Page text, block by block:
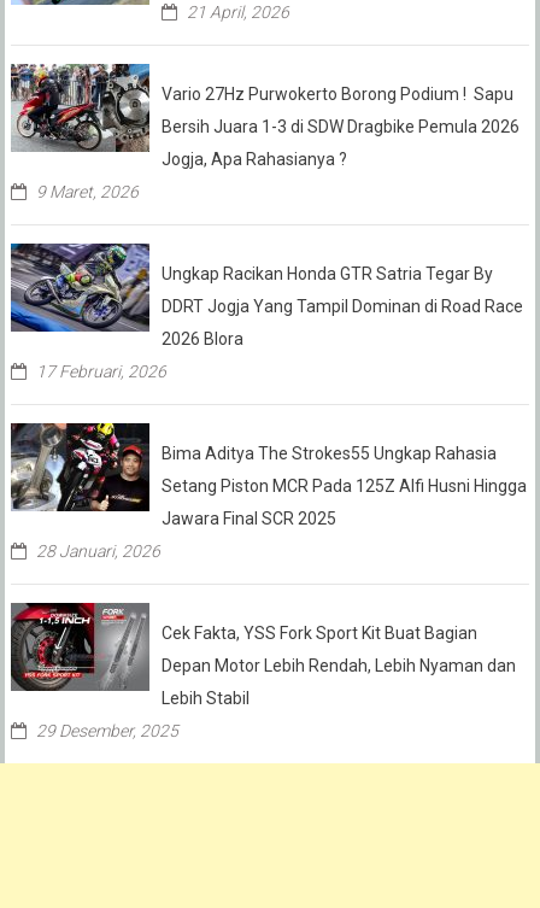
21 April, 2026
Vario 27Hz Purwokerto Borong Podium ! Sapu
Bersih Juara 1-3 di SDW Dragbike Pemula 2026
Jogja, Apa Rahasianya ?
9 Maret, 2026
Ungkap Racikan Honda GTR Satria Tegar By
DDRT Jogja Yang Tampil Dominan di Road Race
2026 Blora
17 Februari, 2026
Bima Aditya The Strokes55 Ungkap Rahasia
Setang Piston MCR Pada 125Z Alfi Husni Hingga
Jawara Final SCR 2025
28 Januari, 2026
Cek Fakta, YSS Fork Sport Kit Buat Bagian
Depan Motor Lebih Rendah, Lebih Nyaman dan
Lebih Stabil
29 Desember, 2025